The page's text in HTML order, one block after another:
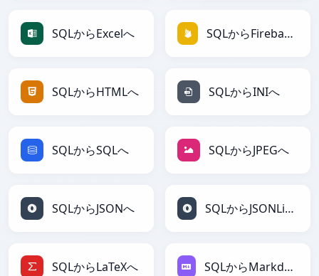
SQLからExcelへ SQLからFirebaseへ
SQLからHTMLへ SQLからINIへ
SQLからSQLへ SQLからJPEGへ
SQLからJSONへ SQLからJSONLinesへ
SQLからLaTeXへ SQLからMarkdownへ